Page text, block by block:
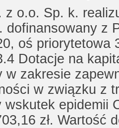
z o.o. Sp. k.
dofinansowany z
oś priorytetowa
Dotacje na
w zakresie
w związku z
wskutek epidemii
zł. Wartość